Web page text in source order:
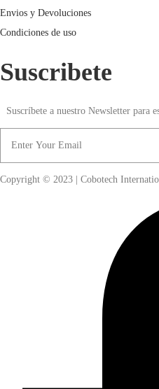
Envios y Devoluciones
Condiciones de uso
Suscribete
Suscríbete a nuestro Newsletter para
Copyright © 2023 | Cobotech